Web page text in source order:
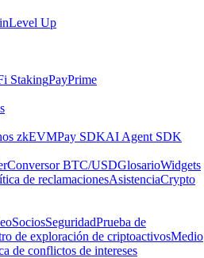
Level Up
StakingPayPrime
zkEVMPay SDKAI Agent SDK
Conversor BTC/USDGlosarioWidgets
de reclamacionesAsistenciaCrypto
SociosSeguridadPrueba de
de exploración de criptoactivosMedio
de conflictos de intereses